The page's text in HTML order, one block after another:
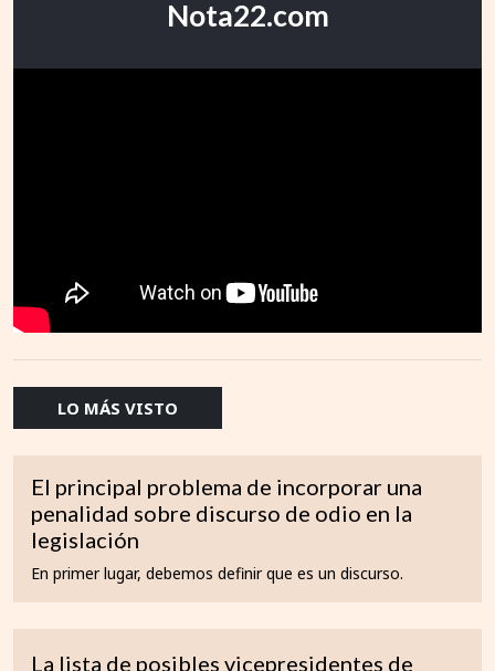
Nota22.com
LO MÁS VISTO
El principal problema de incorporar una
penalidad sobre discurso de odio en la
legislación
En primer lugar, debemos definir que es un discurso.
La lista de posibles vicepresidentes de